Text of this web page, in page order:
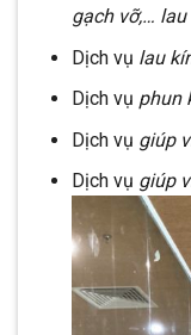
gạch vỡ,…
Dịch vụ lau
Dịch vụ phun
Dịch vụ giúp
Dịch vụ giúp